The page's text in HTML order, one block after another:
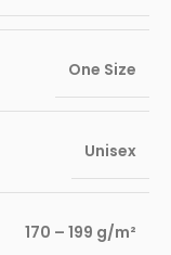
One Size
Unisex
170 – 199 g/m²